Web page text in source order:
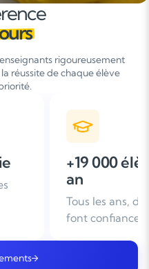
rigoureusement
réussite de chaque élève
/
+ de 25 ans
Leader du
domicile en